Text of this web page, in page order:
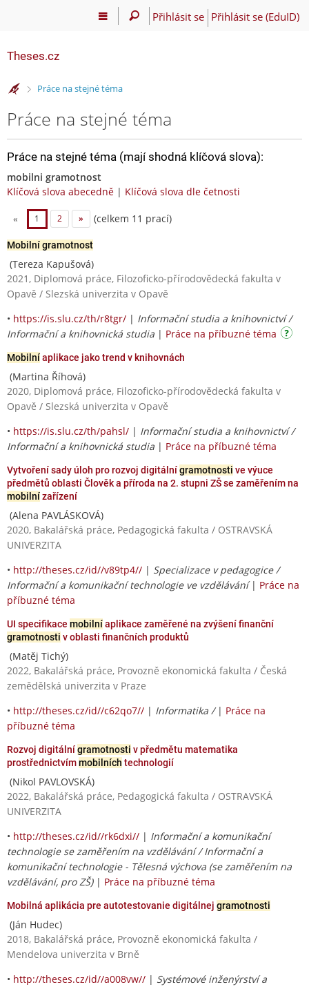
Přihlásit se Přihlásit se (EduID)
Theses.cz
>Práce na stejné téma
Práce na stejné téma
Práce na stejné téma (mají shodná klíčová slova):
mobilni gramotnost
Klíčová slova abecedně | Klíčová slova dle četnosti
« 1 2 » (celkem 11 prací)
Mobilní gramotnost
(Tereza Kapušová)
2021, Diplomová práce, Filozoficko-přírodovědecká fakulta v
Opavě / Slezská univerzita v Opavě
• https://is.slu.cz/th/r8tgr/ | Informační studia a knihovnictví /
Informační a knihovnická studia | Práce na příbuzné téma
Mobilníaplikace jako trend v knihovnách
(Martina Říhová)
2020, Diplomová práce, Filozoficko-přírodovědecká fakulta v
Opavě / Slezská univerzita v Opavě
• https://is.slu.cz/th/pahsl/ | Informační studia a knihovnictví /
Informační a knihovnická studia | Práce na příbuzné téma
Vytvoření sady úloh pro rozvoj digitálnígramotnosti ve výuce
předmětů oblasti Člověk a příroda na 2. stupni ZŠ se zaměřením na
mobilnízařízení
(Alena PAVLÁSKOVÁ)
2020, Bakalářská práce, Pedagogická fakulta / OSTRAVSKÁ
UNIVERZITA
• http://theses.cz/id//v89tp4// | Specializace v pedagogice /
Informační a komunikační technologie ve vzdělávání| Práce na
příbuzné téma
UI specifikace mobilníaplikace zaměřené na zvýšení finanční
gramotnosti v oblasti finančních produktů
(Matěj Tichý)
2022, Bakalářská práce, Provozně ekonomická fakulta / Česká
zemědělská univerzita v Praze
• http://theses.cz/id//c62qo7// | Informatika / | Práce na
příbuzné téma
Rozvoj digitálnígramotnosti v předmětu matematika
prostřednictvímmobilních technologií
(Nikol PAVLOVSKÁ)
2022, Bakalářská práce, Pedagogická fakulta / OSTRAVSKÁ
UNIVERZITA
• http://theses.cz/id//rk6dxi// | Informační a komunikační
technologie se zaměřením na vzdělávání / Informační a
komunikační technologie - Tělesná výchova (se zaměřením na
vzdělávání, pro ZŠ)| Práce na příbuzné téma
Mobilná aplikácia pre autotestovanie digitálnej gramotnosti
(Ján Hudec)
2018, Bakalářská práce, Provozně ekonomická fakulta /
Mendelova univerzita v Brně
• http://theses.cz/id//a008vw// | Systémové inženýrství a